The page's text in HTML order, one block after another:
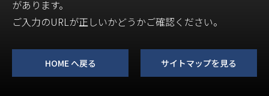
があります。
ご入力のURLが正しいかどうかご確認ください。
HOME へ戻る サイトマップを見る